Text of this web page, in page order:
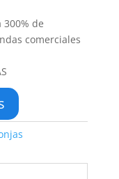
de
comerciales